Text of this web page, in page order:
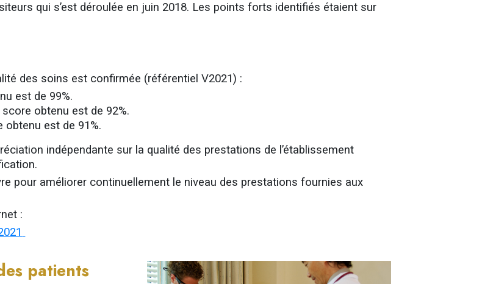
qui s’est déroulée en juin 2018. Les points forts identifiés étaient sur
des soins est confirmée (référentiel V2021) :
est de 99%.
obtenu est de 92%.
obtenu est de 91%.
indépendante sur la qualité des prestations de l’établissement
pour améliorer continuellement le niveau des prestations fournies aux
:
patients